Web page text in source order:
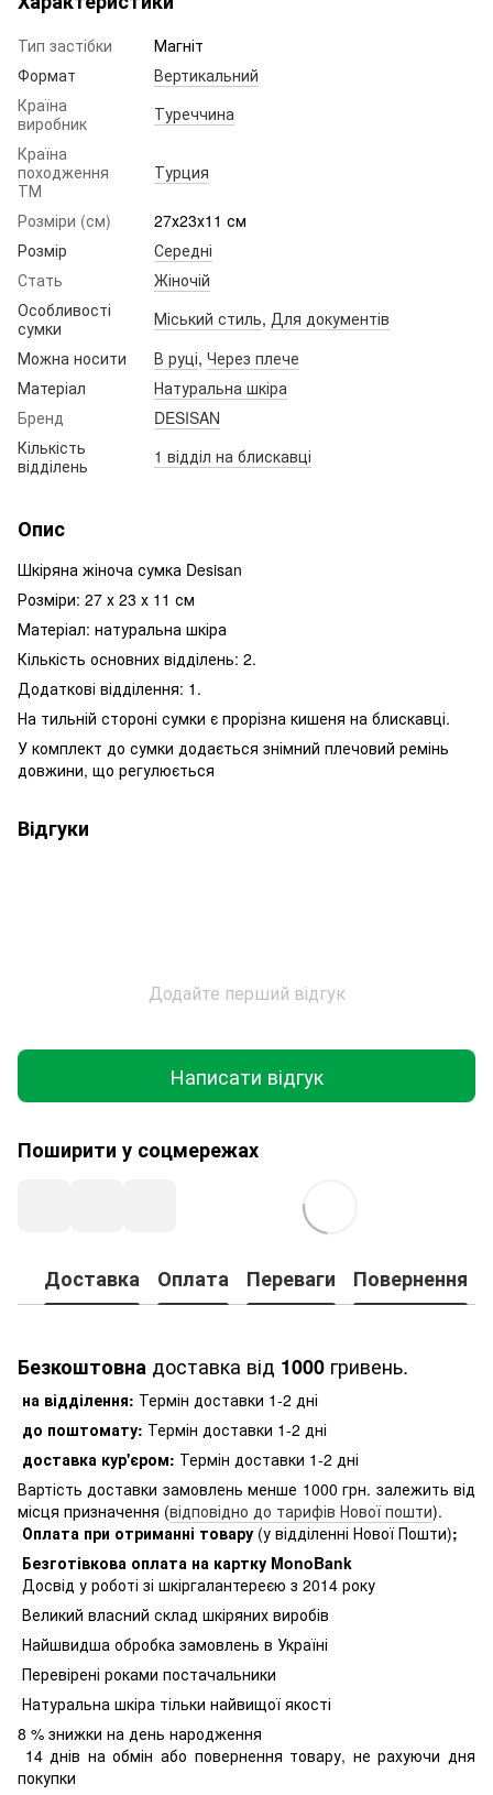
Тип застібки
Магніт
Формат
Вертикальний
Країна
виробник
Туреччина
Країна
походження
ТМ
Турция
Розміри (см)
27х23х11 см
Розмір
Середні
Стать
Жіночій
Особливості
сумки
Міський стиль, Для документів
Можна носити
В руці, Через плече
Матеріал
Натуральна шкіра
Бренд
DESISAN
Кількість
відділень
1 відділ на блискавці
Опис
Шкіряна жіноча сумка Desisan
Розміри: 27 х 23 х 11 см
Матеріал: натуральна шкіра
Кількість основних відділень: 2.
Додаткові відділення: 1.
На тильній стороні сумки є прорізна кишеня на блискавці.
У комплект до сумки додається знімний плечовий ремінь
довжини, що регулюється
Відгуки
Додайте перший відгук
Написати відгук
Поширити у соцмережах
Доставка Оплата Переваги Повернення
Безкоштовна доставка від 1000 гривень.
на відділення: Термін доставки 1-2 дні
до поштомату: Термін доставки 1-2 дні
доставка кур'єром: Термін доставки 1-2 дні
Вартість доставки замовлень менше 1000 грн. залежить від
місця призначення (відповідно до тарифів Нової пошти).
Оплата при отриманні товару (у відділенні Нової Пошти);
Безготівкова оплата на картку MonoBank
Досвід у роботі зі шкіргалантереєю з 2014 року
Великий власний склад шкіряних виробів
Найшвидша обробка замовлень в Україні
Перевірені роками постачальники
Натуральна шкіра тільки найвищої якості
8 % знижки на день народження
14 днів на обмін або повернення товару, не рахуючи дня
покупки